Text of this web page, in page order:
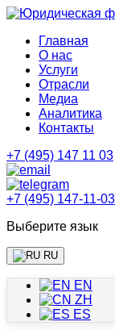
Главная
О нас
Услуги
Отрасли
Медиа
Аналитика
Контакты
+7 (495) 147 11 03
+7 (495) 147-11-03
Выберите язык
RU
EN
ZH
ES